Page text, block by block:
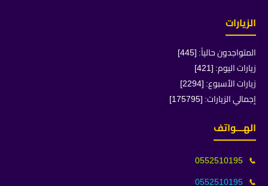
الزيارات
المتواجدون حالياً: [445]
زيارات اليوم: [421]
زيارات الأسبوع: [2294]
إجمالي الزيارات: [175795]
الهـــواتف
📞
0552510195
📞
0552510195